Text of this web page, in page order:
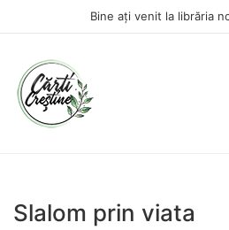
Bine ați venit la librăria
Slalom prin viata